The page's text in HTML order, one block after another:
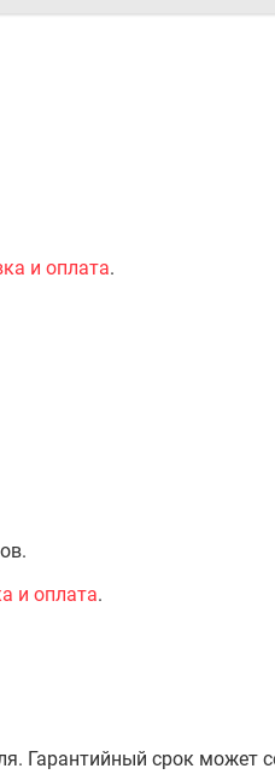
и оплата.
и оплата.
Гарантийный срок может